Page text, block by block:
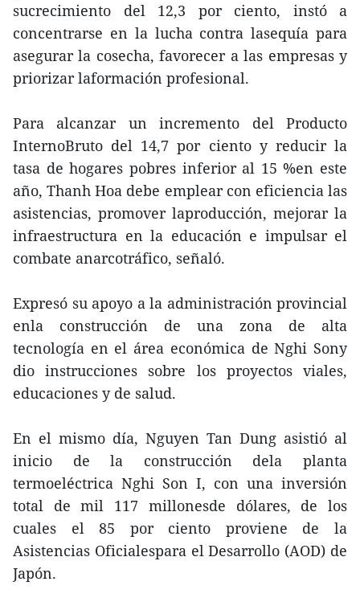
sucrecimiento del 12,3 por ciento, instó a
concentrarse en la lucha contra lasequía para
asegurar la cosecha, favorecer a las empresas y
priorizar laformación profesional.
Para alcanzar un incremento del Producto
InternoBruto del 14,7 por ciento y reducir la
tasa de hogares pobres inferior al 15 %en este
año, Thanh Hoa debe emplear con eficiencia las
asistencias, promover laproducción, mejorar la
infraestructura en la educación e impulsar el
combate anarcotráfico, señaló.
Expresó su apoyo a la administración provincial
enla construcción de una zona de alta
tecnología en el área económica de Nghi Sony
dio instrucciones sobre los proyectos viales,
educaciones y de salud.
En el mismo día, Nguyen Tan Dung asistió al
inicio de la construcción dela planta
termoeléctrica Nghi Son I, con una inversión
total de mil 117 millonesde dólares, de los
cuales el 85 por ciento proviene de la
Asistencias Oficialespara el Desarrollo (AOD) de
Japón.